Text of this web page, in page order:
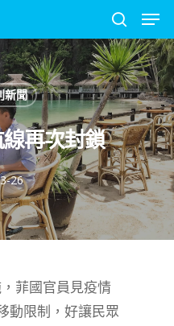
search
新聞
再次封鎖
26
菲國官員見疫情
動限制，好讓民眾
Close
Menu